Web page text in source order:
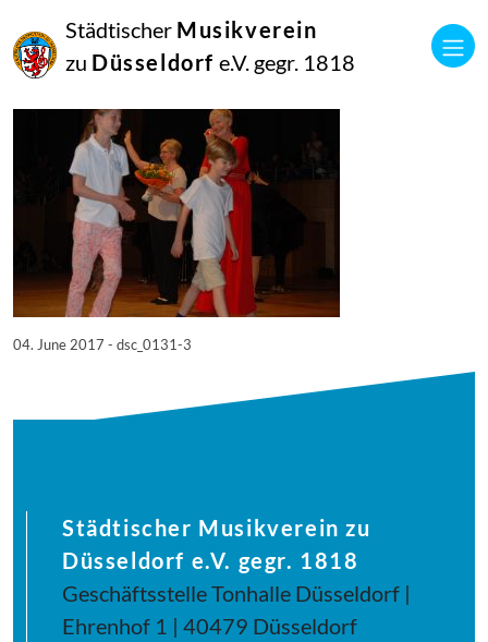
Städtischer Musikverein
zu Düsseldorf e.V. gegr. 1818
Juni
2017
Manfred Hill
04. June 2017 - dsc_0131-3
Städtischer Musikverein zu
Düsseldorf e.V. gegr. 1818
Geschäftsstelle Tonhalle Düsseldorf |
Ehrenhof 1 | 40479 Düsseldorf